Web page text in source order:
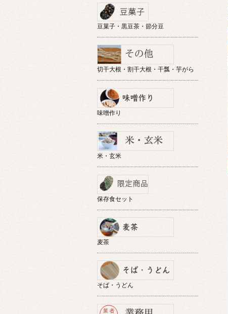
豆菓子・黒豆茶・節分豆
切干大根・割干大根・干瓢・芋がら
味噌作り
米・玄米
保存食セット
麦茶
そば・うどん